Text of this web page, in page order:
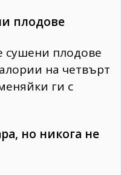
плодове
сушени плодове
на четвърт
ги с
но никога не